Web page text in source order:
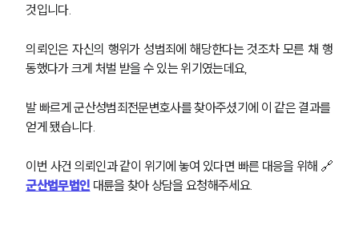
것입니다.
의뢰인은 자신의 행위가 성범죄에 해당한다는 것조차 모른 채 행
동했다가 크게 처벌 받을 수 있는 위기였는데요,
발 빠르게 군산성범죄전문변호사를 찾아주셨기에 이 같은 결과를
얻게 됐습니다.
이번 사건 의뢰인과 같이 위기에 놓여 있다면 빠른 대응을 위해 🔗
군산법무법인 대륜을 찾아 상담을 요청해주세요.